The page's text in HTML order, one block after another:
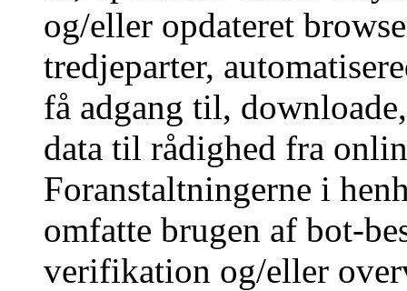
og/eller opdateret
tredjeparter,
få adgang til,
data til rådighed fra
Foranstaltningerne i
omfatte brugen af bot-
verifikation og/eller